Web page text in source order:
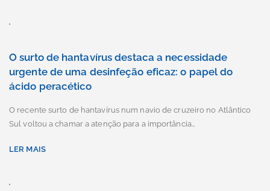
O surto de hantavírus destaca a necessidade
urgente de uma desinfeção eficaz: o papel do
ácido peracético
O recente surto de hantavírus num navio de cruzeiro no Atlântico
Sul voltou a chamar a atenção para a importância…
LER MAIS